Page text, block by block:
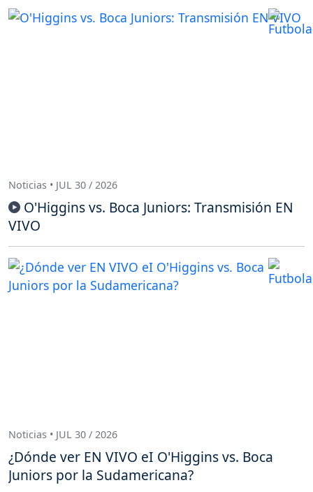
Noticias • JUL 30 / 2026
O'Higgins vs. Boca Juniors: Transmisión EN
VIVO
Noticias • JUL 30 / 2026
¿Dónde ver EN VIVO eI O'Higgins vs. Boca
Juniors por la Sudamericana?